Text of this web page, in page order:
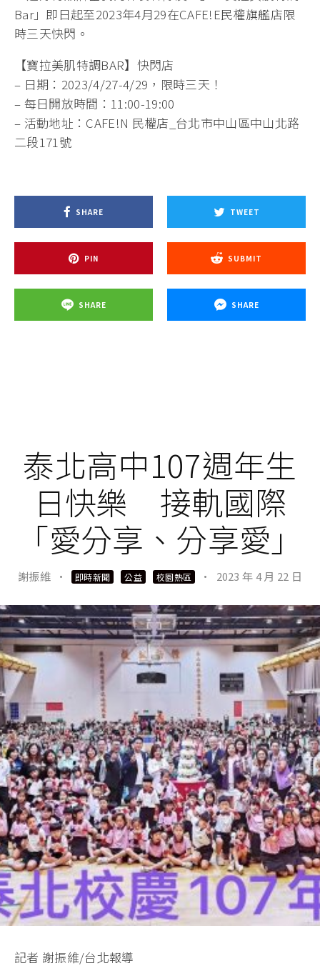
Bar」即日起至2023年4月29在CAFE!E民權旗艦店限
時三天快閃。
【寶拉美肌特調BAR】快閃店
– 日期：2023/4/27-4/29，限時三天！
– 每日開放時間：11:00-19:00
– 活動地址：CAFE!N 民權店_台北市中山區中山北路
二段171號
SHARE TWEET
PIN SUBMIT
SHARE SHARE
泰北高中107週年生
日快樂 接軌國際
「愛分享、分享愛」
謝振維 · 即時新聞 公益 校園熱區 · 2023 年 4 月 22 日
記者 謝振維/台北報導